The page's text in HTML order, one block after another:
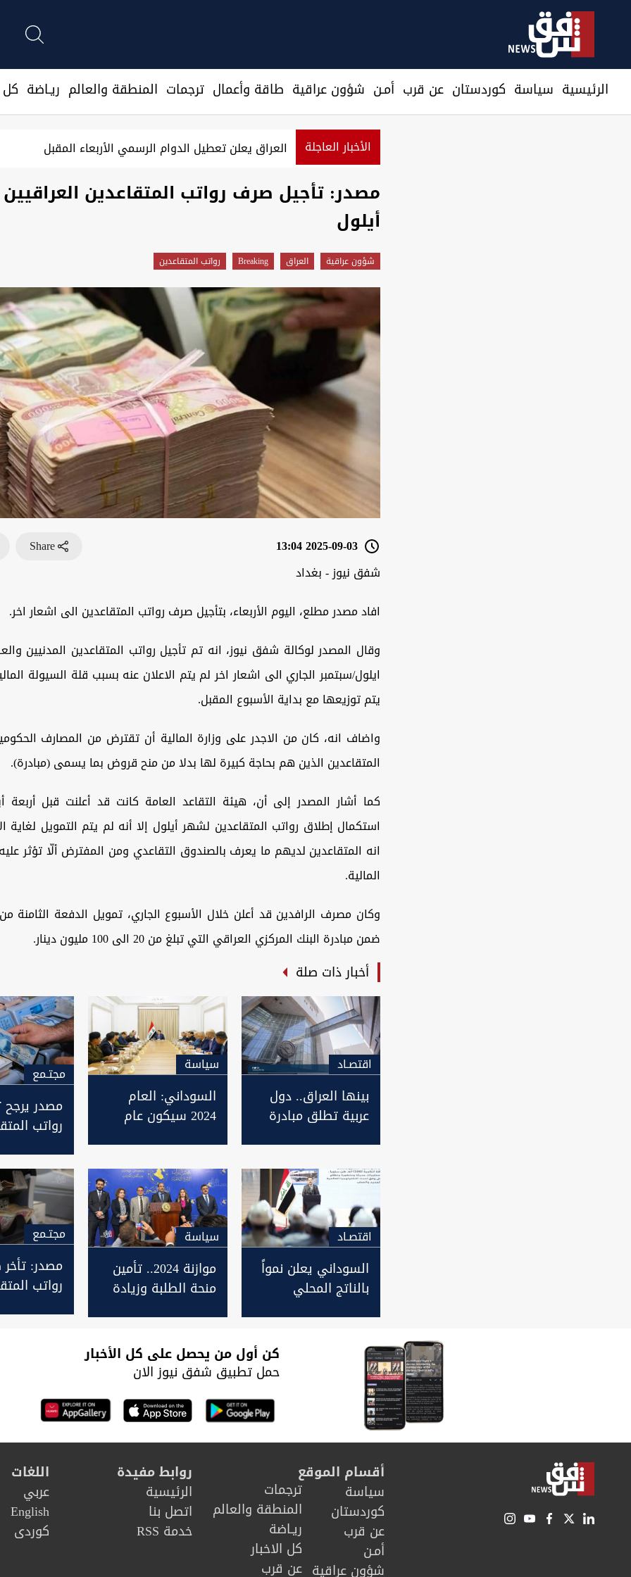
الرئيسية سیاسة كوردستان عن قرب أمـن شؤون عراقية طاقة وأعمال ترجمات المنطقة والعالم ريـاضة كل
الأخبار العاجلة العراق يعلن تعطيل الدوام الرسمي الأربعاء المقبل
مصدر: تأجيل صرف رواتب المتقاعدين
أيلول
شؤون عراقية العراق Breaking رواتب المتقاعدين
2025-09-03 13:04
Share
شفق نيوز - بغداد
افاد مصدر مطلع، اليوم الأربعاء، بتأجيل صرف رواتب المتقاعدين الى اشعار اخر.
وقال المصدر لوكالة شفق نيوز، انه تم تأجيل رواتب المتقاعدين المدنيين
ايلول/سبتمبر الجاري الى اشعار اخر لم يتم الاعلان عنه بسبب قلة السيولة
يتم توزيعها مع بداية الأسبوع المقبل.
واضاف انه، كان من الاجدر على وزارة المالية أن تقترض من المصارف
المتقاعدين الذين هم بحاجة كبيرة لها بدلا من منح قروض بما يسمى (مبادرة).
كما أشار المصدر إلى أن، هيئة التقاعد العامة كانت قد أعلنت قبل أربعة
استكمال إطلاق رواتب المتقاعدين لشهر أيلول إلا أنه لم يتم التمويل لغاية
انه المتقاعدين لديهم ما يعرف بالصندوق التقاعدي ومن المفترض ألّا تؤثر
المالية.
وكان مصرف الرافدين قد أعلن خلال الأسبوع الجاري، تمويل الدفعة الثامنة
ضمن مبادرة البنك المركزي العراقي التي تبلغ من 20 الى 100 مليون دينار.
أخبار ذات صلة
اقتصـاد
بينها العراق.. دول
عربية تطلق مبادرة
الكترونية
سیاسة
السوداني: العام
2024 سيكون عام
مجتـمع
مصدر يرجح
رواتب
الأسبوع
اقتصـاد
السوداني يعلن نمواً
بالناتج المحلي
ليصل إلى 6%
سیاسة
موازنة 2024.. تأمين
منحة الطلبة وزيادة
أسرة برواتب الحماية
مجتـمع
مصدر:
رواتب
كن أول من يحصل على كل الأخبار
حمل تطبيق شفق نيوز الان
أقسام الموقع
سیاسة
كوردستان
عن قرب
أمـن
شؤون عراقية
ترجمات
المنطقة والعالم
ريـاضة
كل الاخبار
عن قرب
روابط مفيدة
الرئيسية
اتصل بنا
خدمة RSS
اللغات
عربي
English
كوردى